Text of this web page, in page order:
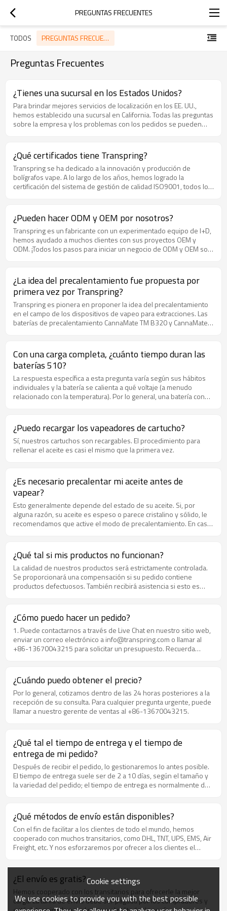
PREGUNTAS FRECUENTES
TODOS PREGUNTAS FRECUENTES
Preguntas Frecuentes
¿Tienes una sucursal en los Estados Unidos?
Para brindar mejores servicios de localización en los EE. UU.,
hemos establecido una sucursal en California. Todas las preguntas
sobre la empresa y los problemas con los pedidos se pueden
ponerse en contacto con el presidente de Transpring USA por
correo electrónico o por teléfono como se indica a continuación.
Correo electrónico: usa@transpring.com Teléfono: (925) 405
5582
¿Qué certificados tiene Transpring?
Transpring se ha dedicado a la innovación y producción de
bolígrafos vape. A lo largo de los años, hemos logrado la
certificación del sistema de gestión de calidad ISO9001, todos los
aéreo y el Informe de envío marítimo . Consideramos la calidad el
alma de Transpring. Para obtener más información, envíe un
correo electrónico a market@transpring.com para contactarnos.
¿Pueden hacer ODM y OEM por nosotros?
Transpring es un fabricante con un experimentado equipo de I+D,
hemos ayudado a muchos clientes con sus proyectos OEM y
ODM. ¡Todos los pasos para iniciar un negocio de ODM y OEM son
¿La idea del precalentamiento fue propuesta por
primera vez por Transpring?
Transpring es pionera en proponer la idea del precalentamiento
en el campo de los dispositivos de vapeo para extracciones. Las
baterías de precalentamiento CannaMate TM B320 y CannaMate
Con una carga completa, ¿cuánto tiempo duran las
baterías 510?
La respuesta específica a esta pregunta varía según sus hábitos
individuales y la batería se calienta a qué voltaje (a menudo
relacionado con la temperatura). Por lo general, una batería con
¿Puedo recargar los vapeadores de cartucho?
Sí, nuestros cartuchos son recargables. El procedimiento para
rellenar el aceite es casi el mismo que la primera vez.
¿Es necesario precalentar mi aceite antes de
vapear?
Esto generalmente depende del estado de su aceite. Si, por
alguna razón, su aceite es espeso o parece cristalino y sólido, le
recomendamos que active el modo de precalentamiento. En caso
por 15 segundos primero, dejar caer el aceite y esperar unos
segundos porque el calor irá aumentando la temperatura del
líquido concentrado.
¿Qué tal si mis productos no funcionan?
La calidad de nuestros productos será estrictamente controlada.
Se proporcionará una compensación si su pedido contiene
productos defectuosos. También recibirá asistencia si esto es
¿Cómo puedo hacer un pedido?
1. Puede contactarnos a través de Live Chat en nuestro sitio web,
enviar un correo electrónico a info@transpring.com o llamar al
+86-13670043215 para solicitar un presupuesto. Recuerda
Te enviaré el PI para confirmar. 3. La producción y el envío se
organizarán poco después del pago. 4. ¡Se le proporcionará un
número de seguimiento y un seguimiento frecuente para usted!
¿Cuándo puedo obtener el precio?
Por lo general, cotizamos dentro de las 24 horas posteriores a la
recepción de su consulta. Para cualquier pregunta urgente, puede
llamar a nuestro gerente de ventas al +86-13670043215.
¿Qué tal el tiempo de entrega y el tiempo de
entrega de mi pedido?
Después de recibir el pedido, lo gestionaremos lo antes posible.
El tiempo de entrega suele ser de 2 a 10 días, según el tamaño y
la variedad del pedido; el tiempo de entrega es normalmente de
¿Qué métodos de envío están disponibles?
Con el fin de facilitar a los clientes de todo el mundo, hemos
cooperado con muchos transitarios, como DHL, TNT, UPS, EMS, Air
Freight, etc. Y nos esforzaremos por ofrecer a los clientes el
¿El envío es gratis?
Hemos cooperado con los transitarios para ofrecerle la mejor
carga. La tarifa de envío debe ser pagada por los compradores y
Cookie settings
We use cookies to provide you with the best possible